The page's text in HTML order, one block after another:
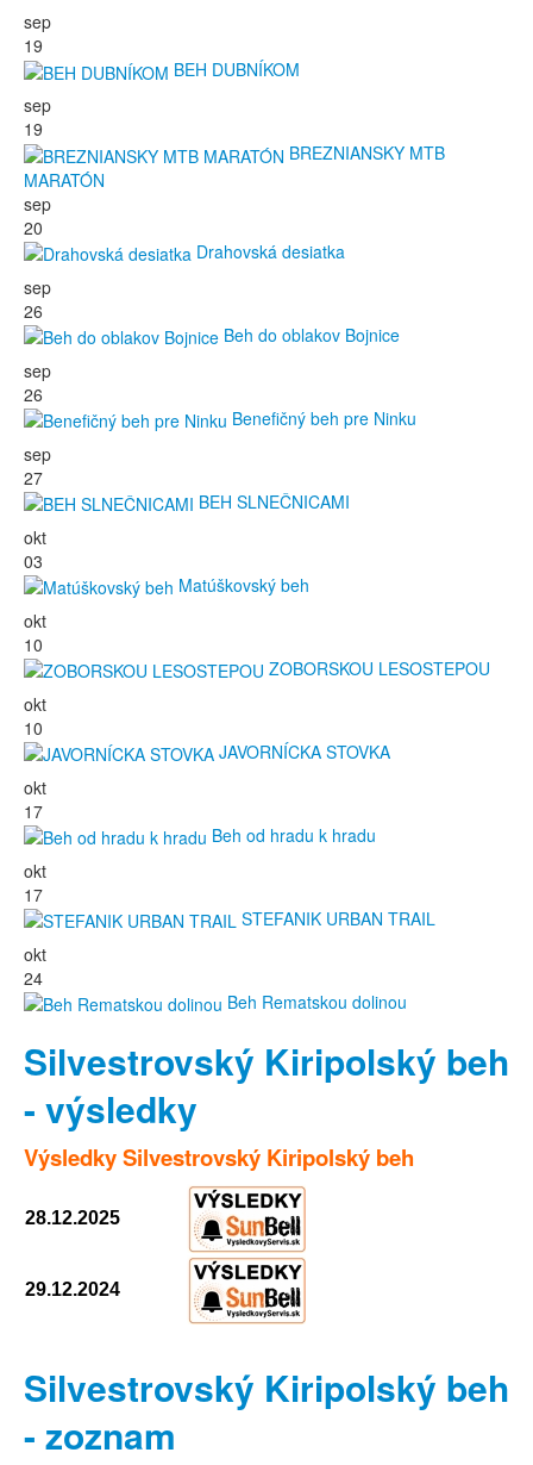
sep
19
BEH DUBNÍKOM
sep
19
BREZNIANSKY MTB
MARATÓN
sep
20
Drahovská desiatka
sep
26
Beh do oblakov Bojnice
sep
26
Benefičný beh pre Ninku
sep
27
BEH SLNEČNICAMI
okt
03
Matúškovský beh
okt
10
ZOBORSKOU LESOSTEPOU
okt
10
JAVORNÍCKA STOVKA
okt
17
Beh od hradu k hradu
okt
17
STEFANIK URBAN TRAIL
okt
24
Beh Rematskou dolinou
Silvestrovský Kiripolský beh
- výsledky
Výsledky Silvestrovský Kiripolský beh
28.12.2025
29.12.2024
Silvestrovský Kiripolský beh
- zoznam